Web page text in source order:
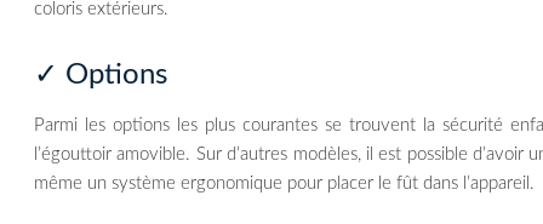
coloris extérieurs.
✓ Options
Parmi les options les plus courantes se trouvent la sécurité
l’égouttoir amovible. Sur d’autres modèles, il est possible
même un système ergonomique pour placer le fût dans l’appareil.